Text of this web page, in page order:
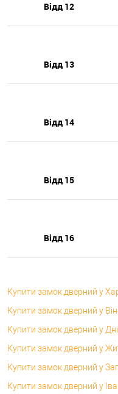
Відд 12
Відд 13
Відд 14
Відд 15
Відд 16
Купити замок дверний у
Купити замок дверний у
Купити замок дверний у
Купити замок дверний у
Купити замок дверний у
Купити замок дверний у